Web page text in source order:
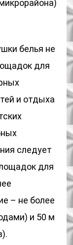
белья не
для
и отдыха
следует
для
– не более
и 50 м